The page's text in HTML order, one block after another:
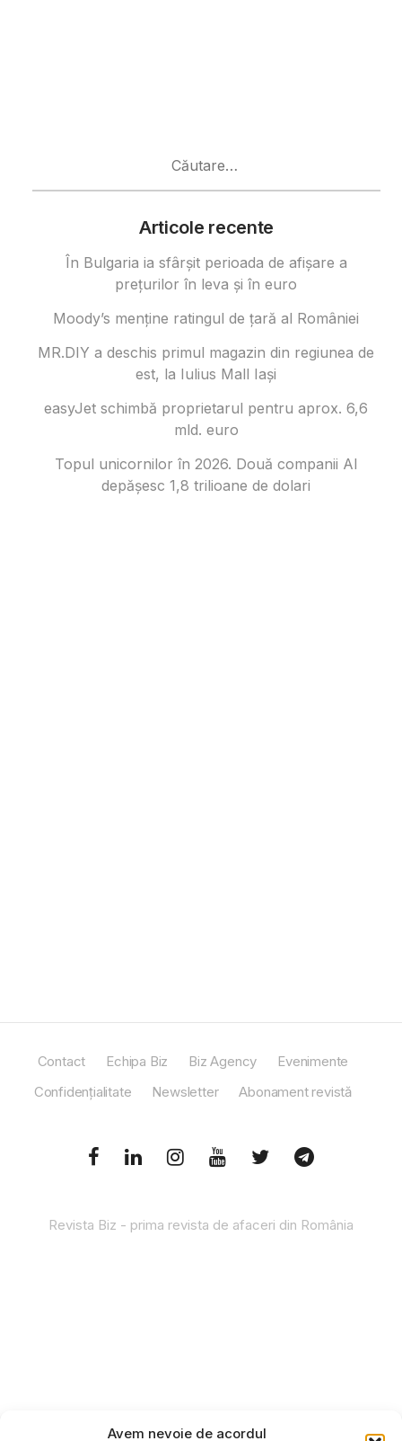
Avem nevoie de acordul
Articole recente
În Bulgaria ia sfârşit perioada de afișare a
prețurilor în ​​leva și în euro
Moody’s menține ratingul de țară al României
MR.DIY a deschis primul magazin din regiunea de
est, la Iulius Mall Iași
easyJet schimbă proprietarul pentru aprox. 6,6
mld. euro
Topul unicornilor în 2026. Două companii AI
depășesc 1,8 trilioane de dolari
Contact Echipa Biz Biz Agency
Evenimente
Confidențialitate
Newsletter Abonament revistă
Revista Biz - prima revista de afaceri din România